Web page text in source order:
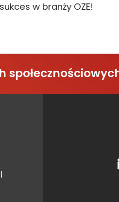
w branży OZE!